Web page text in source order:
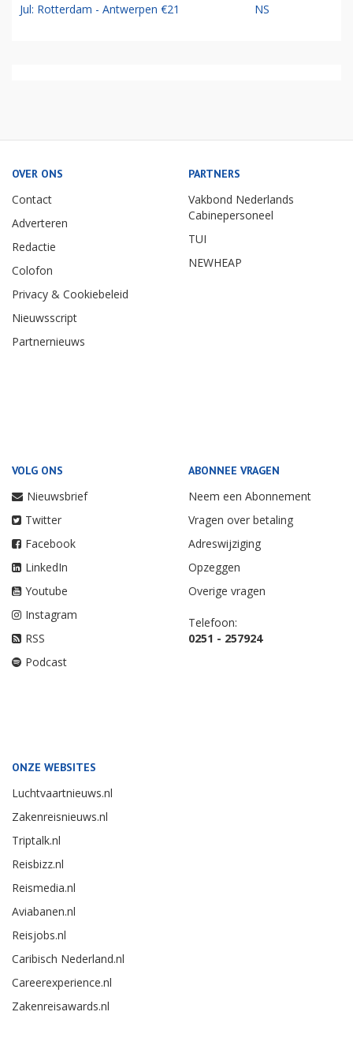
Jul: Rotterdam - Antwerpen €21 NS
OVER ONS
Contact
Adverteren
Redactie
Colofon
Privacy & Cookiebeleid
Nieuwsscript
Partnernieuws
PARTNERS
Vakbond Nederlands
Cabinepersoneel
TUI
NEWHEAP
VOLG ONS
Nieuwsbrief
Twitter
Facebook
LinkedIn
Youtube
Instagram
RSS
Podcast
ABONNEE VRAGEN
Neem een Abonnement
Vragen over betaling
Adreswijziging
Opzeggen
Overige vragen
Telefoon:
0251 - 257924
ONZE WEBSITES
Luchtvaartnieuws.nl
Zakenreisnieuws.nl
Triptalk.nl
Reisbizz.nl
Reismedia.nl
Aviabanen.nl
Reisjobs.nl
Caribisch Nederland.nl
Careerexperience.nl
Zakenreisawards.nl